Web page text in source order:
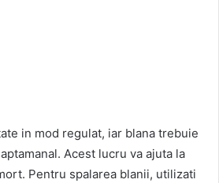
in mod regulat, iar blana trebuie
Acest lucru va ajuta la
Pentru spalarea blanii, utilizati